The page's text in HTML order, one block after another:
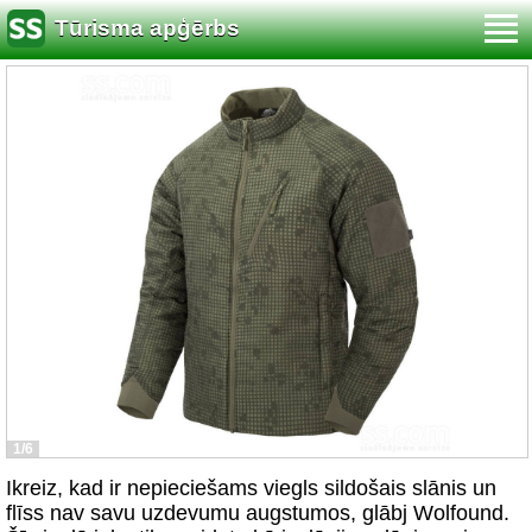
Tūrisma apģērbs
1/6
Ikreiz, kad ir nepieciešams viegls sildošais slānis un
flīss nav savu uzdevumu augstumos, glābj Wolfound.